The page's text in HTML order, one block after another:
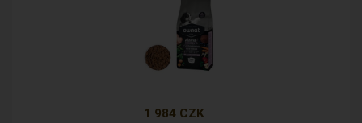
1 984 CZK